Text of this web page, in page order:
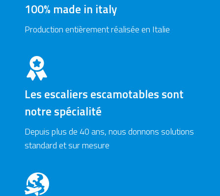
100% made in italy
Production entièrement réalisée en Italie
Les escaliers escamotables sont
notre spécialité
Depuis plus de 40 ans, nous donnons solutions
standard et sur mesure